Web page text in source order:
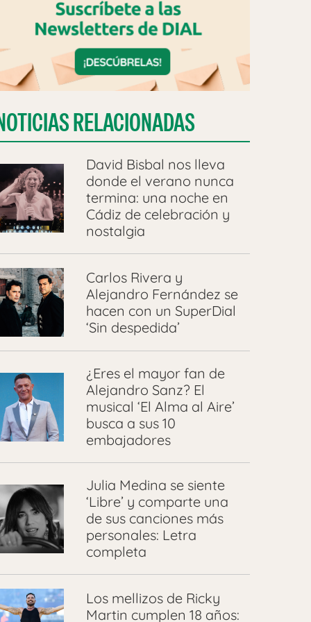
RELACIONADAS
David Bisbal nos lleva
donde el verano nunca
termina: una noche en
Cádiz de celebración y
nostalgia
Carlos Rivera y
Alejandro Fernández se
hacen con un SuperDial
‘Sin despedida’
¿Eres el mayor fan de
Alejandro Sanz? El
musical ‘El Alma al Aire’
busca a sus 10
embajadores
Julia Medina se siente
‘Libre’ y comparte una
de sus canciones más
personales: Letra
completa
Los mellizos de Ricky
Martin cumplen 18 años: